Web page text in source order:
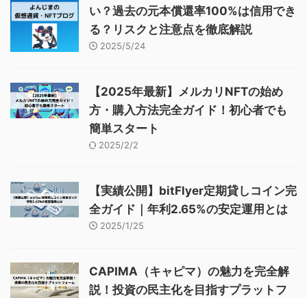
い？過去の元本償還率100%は信用でき
る？リスクと注意点を徹底解説
2025/5/24
【2025年最新】メルカリNFTの始め
方・購入方法完全ガイド！初心者でも
簡単スタート
2025/2/2
【実績公開】bitFlyer定期貸しコイン完
全ガイド｜年利2.65%の安定運用とは
2025/1/25
CAPIMA（キャピマ）の魅力を完全解
説！投資の民主化を目指すプラットフ